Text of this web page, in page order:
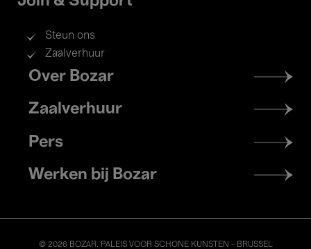
Steun ons
Zaalverhuur
Footer
menu
Over Bozar
Zaalverhuur
Pers
Werken bij Bozar
© 2026 BOZAR. PALEIS VOOR SCHONE KUNSTEN - BRUSSEL